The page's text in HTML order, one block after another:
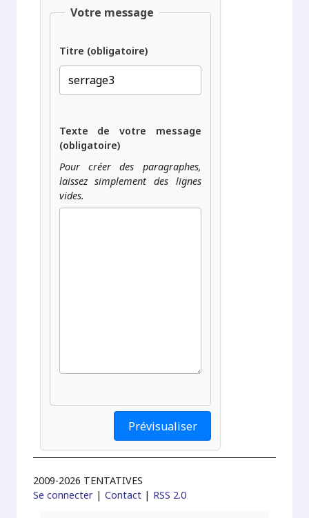
Votre message
Titre (obligatoire)
Texte de votre message
(obligatoire)
Pour créer des paragraphes,
laissez simplement des lignes
vides.
2009-2026 TENTATIVES
Se connecter |Contact | RSS 2.0